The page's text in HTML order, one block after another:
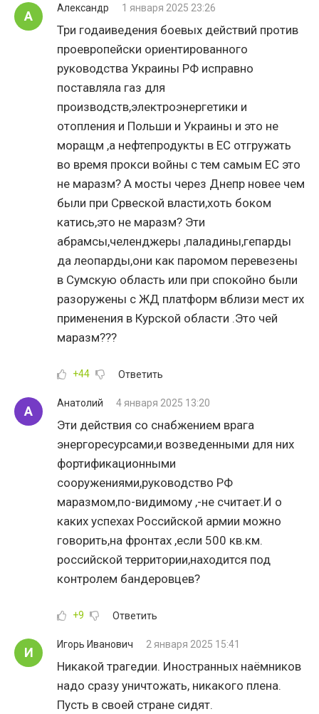
А
Александр 1 января 2025 23:26
Три годаиведения боевых действий против
проевропейски ориентированного
руководства Украины РФ исправно
поставляла газ для
производств,электроэнергетики и
отопления и Польши и Украины и это не
моращм ,а нефтепродукты в ЕС отгружать
во время прокси войны с тем самым ЕС это
не маразм? А мосты через Днепр новее чем
были при Срвеской власти,хоть боком
катись,это не маразм? Эти
абрамсы,челенджеры ,паладины,гепарды
да леопарды,они как паромом перевезены
в Сумскую область или при спокойно были
разоружены с ЖД платформ вблизи мест их
применения в Курской области .Это чей
маразм???
+44 Ответить
А
Анатолий 4 января 2025 13:20
Эти действия со снабжением врага
энергоресурсами,и возведенными для них
фортификационными
сооружениями,руководство РФ
маразмом,по-видимому ,-не считает.И о
каких успехах Российской армии можно
говорить,на фронтах ,если 500 кв.км.
российской территории,находится под
контролем бандеровцев?
+9 Ответить
И
Игорь Иванович 2 января 2025 15:41
Никакой трагедии. Иностранных наёмников
надо сразу уничтожать, никакого плена.
Пусть в своей стране сидят.